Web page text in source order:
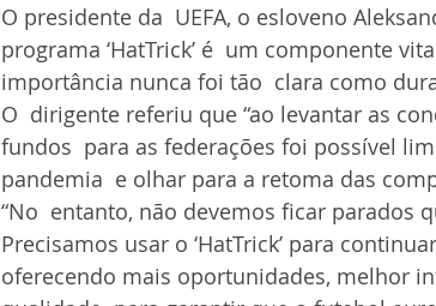
O presidente da  UEFA, o esloveno
programa ‘HatTrick’ é  um componente
importância nunca foi tão  clara como
O  dirigente referiu que “ao levantar as
fundos  para as federações foi possível
pandemia  e olhar para a retoma das
“No  entanto, não devemos ficar parados
Precisamos usar o ‘HatTrick’ para
oferecendo mais oportunidades, melhor